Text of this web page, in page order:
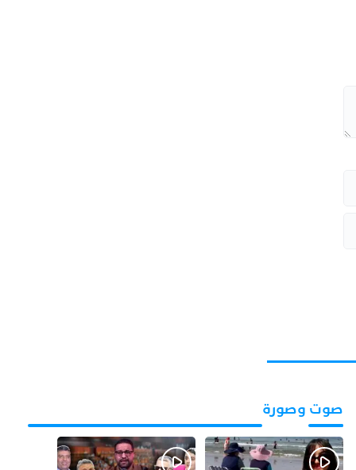
صوت وصورة